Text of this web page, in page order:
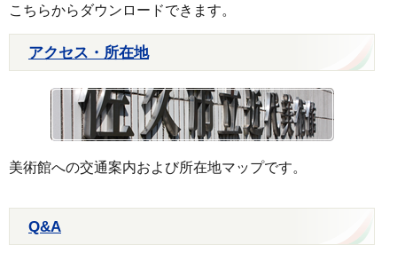
こちらからダウンロードできます。
アクセス・所在地
美術館への交通案内および所在地マップです。
Q&A